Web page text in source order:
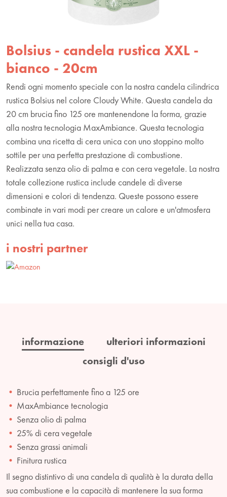
Bolsius - candela rustica XXL -
bianco - 20cm
Rendi ogni momento speciale con la nostra candela cilindrica
rustica Bolsius nel colore Cloudy White. Questa candela da
20 cm brucia fino 125 ore mantenendone la forma, grazie
alla nostra tecnologia MaxAmbiance. Questa tecnologia
combina una ricetta di cera unica con uno stoppino molto
sottile per una perfetta prestazione di combustione.
Realizzata senza olio di palma e con cera vegetale. La nostra
totale collezione rustica include candele di diverse
dimensioni e colori di tendenza. Queste possono essere
combinate in vari modi per creare un calore e un'atmosfera
unici nella tua casa.
i nostri partner
informazione
ulteriori informazioni
consigli d'uso
Brucia perfettamente fino a 125 ore
MaxAmbiance tecnologia
Senza olio di palma
25% di cera vegetale
Senza grassi animali
Finitura rustica
Il segno distintivo di una candela di qualità è la durata della
sua combustione e la capacità di mantenere la sua forma